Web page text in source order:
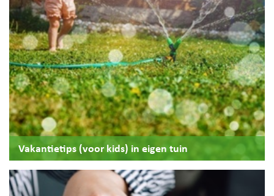
Vakantietips (voor kids) in eigen tuin